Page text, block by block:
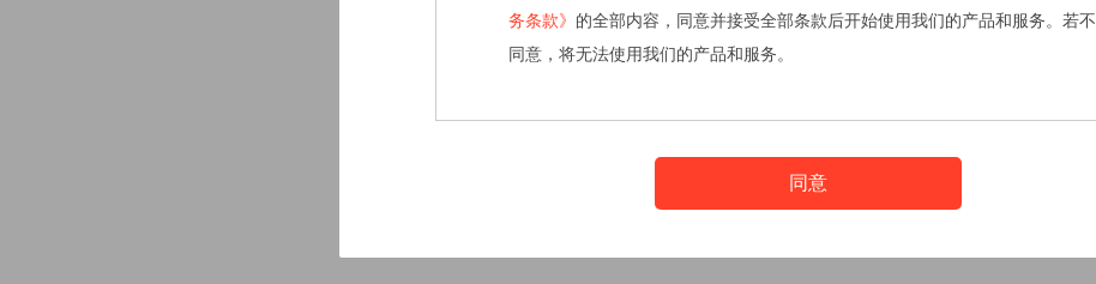
务条款》 的全部内容，同意并接受全部条款后开始使用我们的产品和服务。若不
同意，将无法使用我们的产品和服务。
同意